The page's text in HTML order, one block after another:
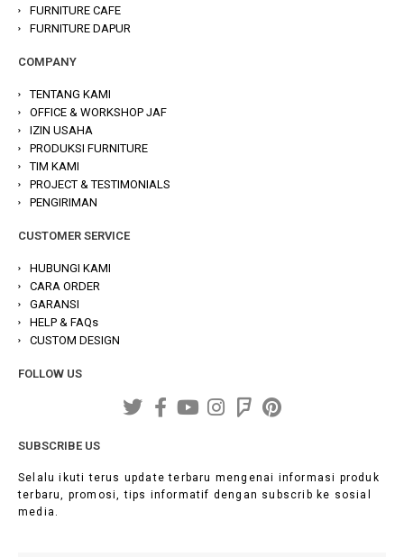
FURNITURE CAFE
FURNITURE DAPUR
COMPANY
TENTANG KAMI
OFFICE & WORKSHOP JAF
IZIN USAHA
PRODUKSI FURNITURE
TIM KAMI
PROJECT & TESTIMONIALS
PENGIRIMAN
CUSTOMER SERVICE
HUBUNGI KAMI
CARA ORDER
GARANSI
HELP & FAQs
CUSTOM DESIGN
FOLLOW US
SUBSCRIBE US
Selalu ikuti terus update terbaru mengenai informasi produk
terbaru, promosi, tips informatif dengan subscrib ke sosial
media.